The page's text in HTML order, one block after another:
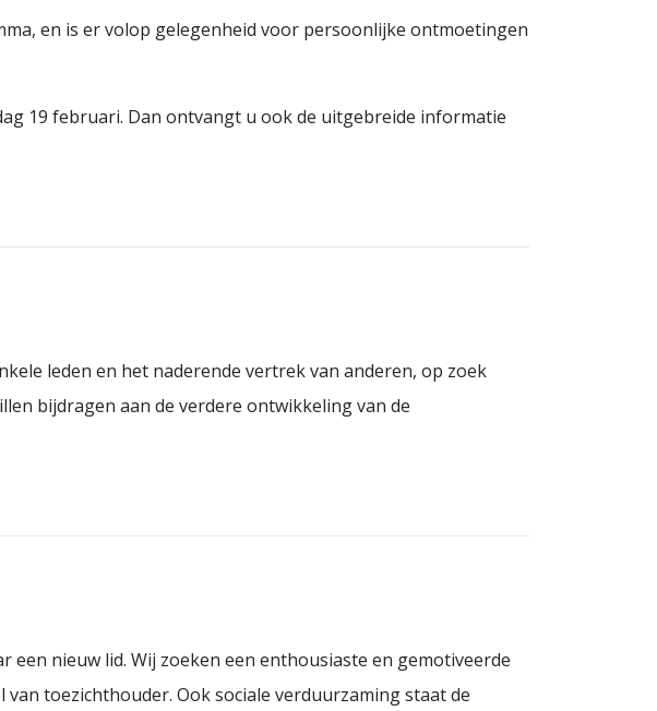
en is er volop gelegenheid voor persoonlijke ontmoetingen
19 februari. Dan ontvangt u ook de uitgebreide informatie
leden en het naderende vertrek van anderen, op zoek
bijdragen aan de verdere ontwikkeling van de
nieuw lid. Wij zoeken een enthousiaste en gemotiveerde
toezichthouder. Ook sociale verduurzaming staat de